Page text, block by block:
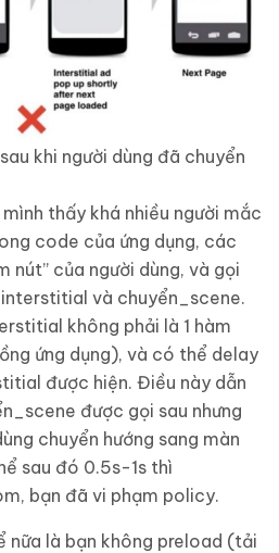
khi người dùng đã chuyển
mình thấy khá nhiều người mắc
code của ứng dụng, các
nút” của người dùng, và gọi
và chuyển_scene.
không phải là 1 hàm
ứng dụng), và có thể delay
được hiện. Điều này dẫn
được gọi sau nhưng
chuyển hướng sang màn
sau đó 0.5s-1s thì
bạn đã vi phạm policy.
nữa là bạn không preload (tải